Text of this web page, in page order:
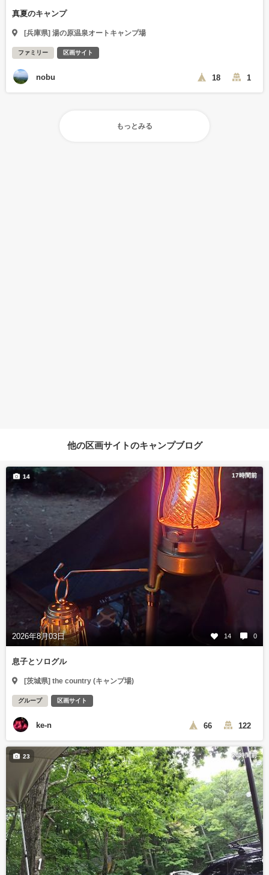
真夏のキャンプ
[兵庫県] 湯の原温泉オートキャンプ場
ファミリー 区画サイト
nobu 18 1
もっとみる
他の区画サイトのキャンプブログ
17時間前
2026年8月03日 14 0
14
息子とソログル
[茨城県] the country (キャンプ場)
グループ 区画サイト
ke-n 66 122
20時間前
23